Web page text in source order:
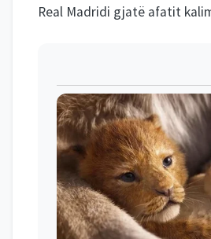
Real Madridi gjatë afatit